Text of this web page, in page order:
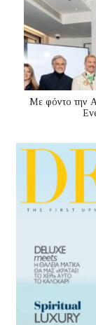
Με φόντο την